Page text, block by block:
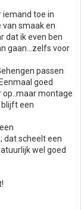
iemand toe in
van smaak en
dat ik even ben
gaan...zelfs voor
passen
goed
montage
blijft een
dat scheelt een
wel goed